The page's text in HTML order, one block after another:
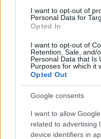
I want to opt-out of
Personal Data for
Opted In
I want to opt-out of
Retention, Sale, and/
Personal Data that Is
Purposes for which it
Opted Out
Google consents
I want to allow
related to advertising
device identifiers in